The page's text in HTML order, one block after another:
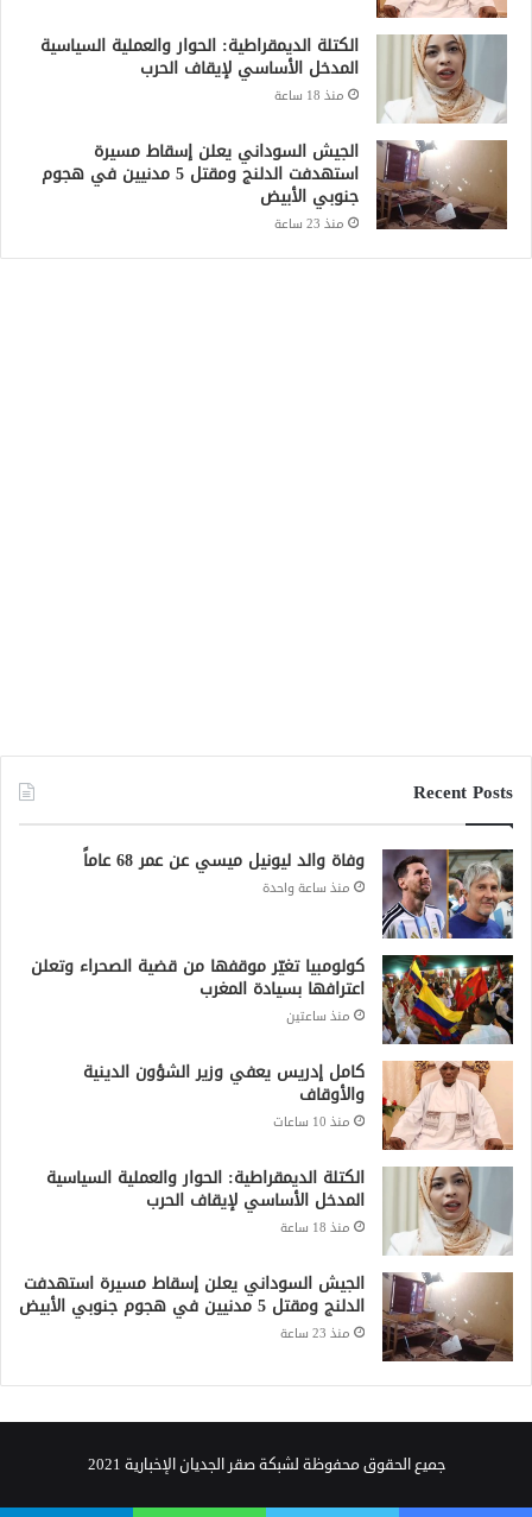
الكتلة الديمقراطية: الحوار والعملية السياسية
المدخل الأساسي لإيقاف الحرب
منذ 18 ساعة
الجيش السوداني يعلن إسقاط مسيرة
استهدفت الدلنج ومقتل 5 مدنيين في هجوم
جنوبي الأبيض
منذ 23 ساعة
Recent Posts
وفاة والد ليونيل ميسي عن عمر 68 عاماً
منذ ساعة واحدة
كولومبيا تغيّر موقفها من قضية الصحراء وتعلن
اعترافها بسيادة المغرب
منذ ساعتين
كامل إدريس يعفي وزير الشؤون الدينية
والأوقاف
منذ 10 ساعات
الكتلة الديمقراطية: الحوار والعملية السياسية
المدخل الأساسي لإيقاف الحرب
منذ 18 ساعة
الجيش السوداني يعلن إسقاط مسيرة استهدفت
الدلنج ومقتل 5 مدنيين في هجوم جنوبي الأبيض
منذ 23 ساعة
جميع الحقوق محفوظة لشبكة صقر الجديان الإخبارية 2021